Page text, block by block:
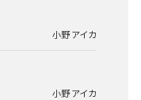
小野 アイカ
小野 アイカ